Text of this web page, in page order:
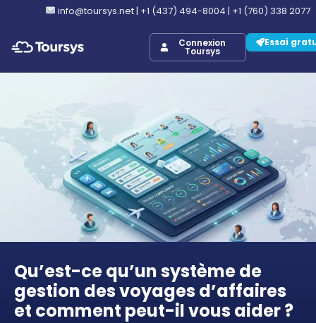
info@toursys.net| +1 (437) 494-8004 | +1 (760) 338 2077
Connexion
Toursys
Essai
Qu’est-ce qu’un système de
gestion des voyages d’affaires
et comment peut-il vous aider ?